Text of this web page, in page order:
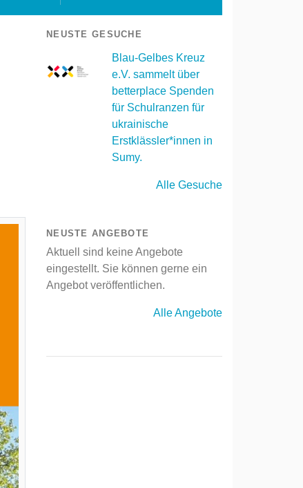
NEUSTE GESUCHE
Blau-Gelbes Kreuz
e.V. sammelt über
betterplace Spenden
für Schulranzen für
ukrainische
Erstklässler*innen in
Sumy.
Alle Gesuche
NEUSTE ANGEBOTE
Aktuell sind keine Angebote
eingestellt. Sie können gerne ein
Angebot veröffentlichen.
Alle Angebote